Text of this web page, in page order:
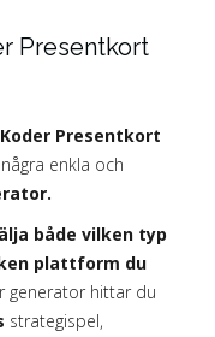
Presentkort
Presentkort
enkla och
både vilken typ
plattform du
generator hittar du
strategispel,